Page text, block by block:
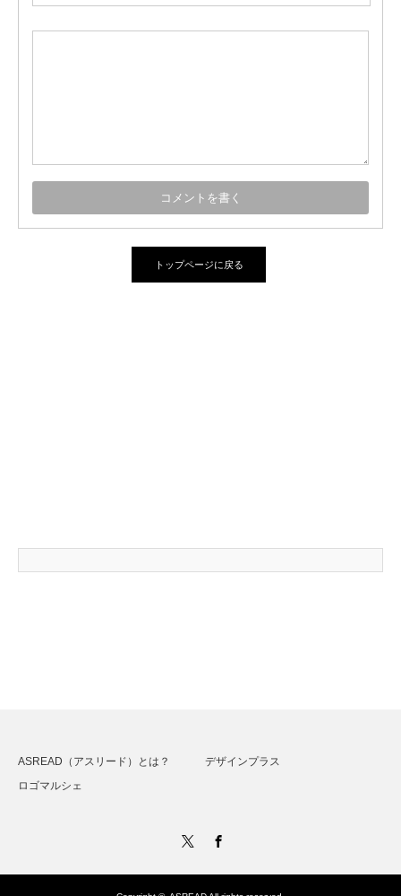
トップページに戻る
ASREAD（アスリード）とは？
デザインプラス
ロゴマルシェ